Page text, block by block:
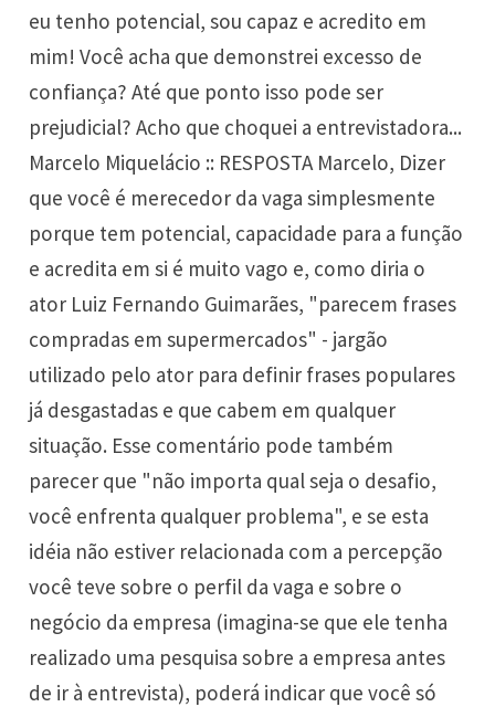
eu tenho potencial, sou capaz e acredito em
mim! Você acha que demonstrei excesso de
confiança? Até que ponto isso pode ser
prejudicial? Acho que choquei a entrevistadora...
Marcelo Miquelácio :: RESPOSTA Marcelo, Dizer
que você é merecedor da vaga simplesmente
porque tem potencial, capacidade para a função
e acredita em si é muito vago e, como diria o
ator Luiz Fernando Guimarães, "parecem frases
compradas em supermercados" - jargão
utilizado pelo ator para definir frases populares
já desgastadas e que cabem em qualquer
situação. Esse comentário pode também
parecer que "não importa qual seja o desafio,
você enfrenta qualquer problema", e se esta
idéia não estiver relacionada com a percepção
você teve sobre o perfil da vaga e sobre o
negócio da empresa (imagina-se que ele tenha
realizado uma pesquisa sobre a empresa antes
de ir à entrevista), poderá indicar que você só